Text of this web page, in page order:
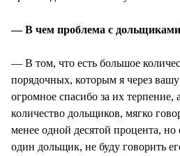
— В чем проблема с
— В том, что есть большое
порядочных, которым я через вашу
огромное спасибо за их терпение,
количество дольщиков, мягко
менее одной десятой процента,
один дольщик, не буду говорить